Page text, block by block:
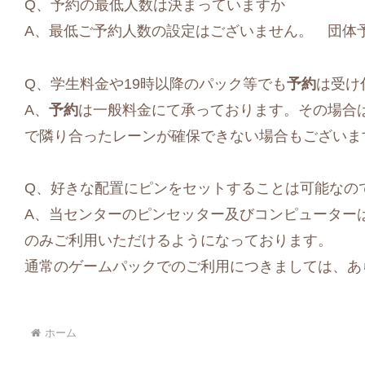
Q、予約の最低人数は決まっていますか
A、最低ご予約人数の設定はございません。 団体
Q、学生料金や19時以降のパック等でも予約は受け
A、 予約は一般料金にて承っております。その場合
で隣り合ったレーンが確保できない場合もござい
Q、好きな配置にピンをセットすることは可能な
A、当センターのピンセッター及びコンピュータ
のみご利用いただけるようになっております。
通常のゲームパックでのご利用につきましては、
ホーム